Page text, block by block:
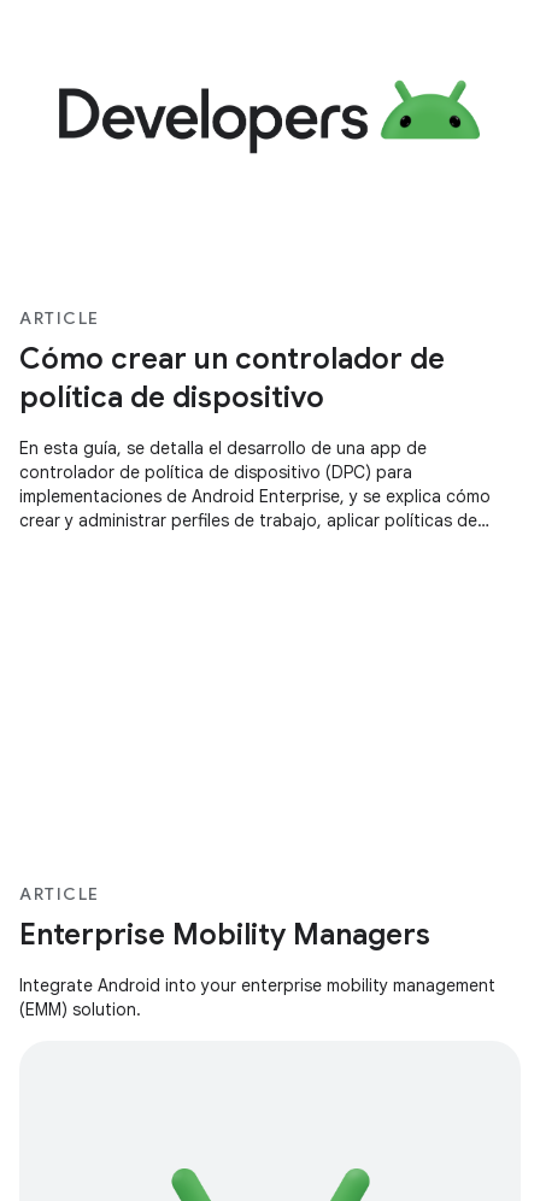
ARTICLE
Cómo crear un controlador de
política de dispositivo
En esta guía, se detalla el desarrollo de una app de
controlador de política de dispositivo (DPC) para
implementaciones de Android Enterprise, y se explica cómo
crear y administrar perfiles de trabajo, aplicar políticas de
ARTICLE
Enterprise Mobility Managers
Integrate Android into your enterprise mobility management
(EMM) solution.